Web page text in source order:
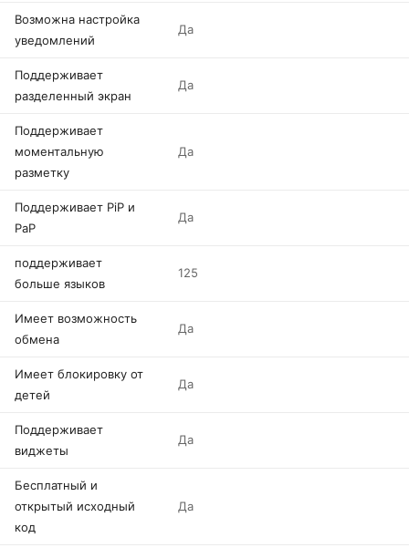
Возможна настройка
уведомлений
Да
Поддерживает
разделенный экран
Да
Поддерживает
моментальную
разметку
Да
Поддерживает PiP и
PaP
Да
поддерживает
больше языков
125
Имеет возможность
обмена
Да
Имеет блокировку от
детей
Да
Поддерживает
виджеты
Да
Бесплатный и
открытый исходный
код
Да